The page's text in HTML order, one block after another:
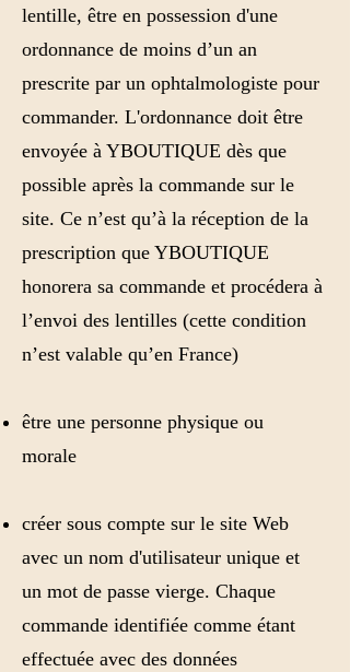
lentille, être en possession d'une
ordonnance de moins d’un an
prescrite par un ophtalmologiste pour
commander. L'ordonnance doit être
envoyée à YBOUTIQUE dès que
possible après la commande sur le
site. Ce n’est qu’à la réception de la
prescription que YBOUTIQUE
honorera sa commande et procédera à
l’envoi des lentilles (cette condition
n’est valable qu’en France)
être une personne physique ou
morale
créer sous compte sur le site Web
avec un nom d'utilisateur unique et
un mot de passe vierge. Chaque
commande identifiée comme étant
effectuée avec des données